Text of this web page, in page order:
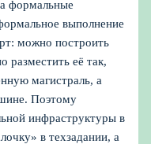
формальные
выполнение
можно построить
разместить её так,
магистраль, а
Поэтому
инфраструктуры в
в техзадании, а